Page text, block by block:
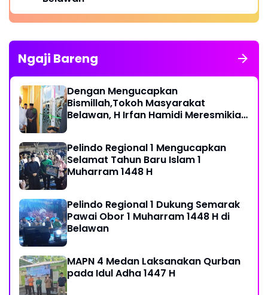
Ngaji Bareng
Dengan Mengucapkan
Bismillah,Tokoh Masyarakat
Belawan, H Irfan Hamidi Meresmikian
Pelindo Regional 1 Mengucapkan
Selamat Tahun Baru Islam 1
Muharram 1448 H
Pelindo Regional 1 Dukung Semarak
Pawai Obor 1 Muharram 1448 H di
Belawan
MAPN 4 Medan Laksanakan Qurban
pada Idul Adha 1447 H